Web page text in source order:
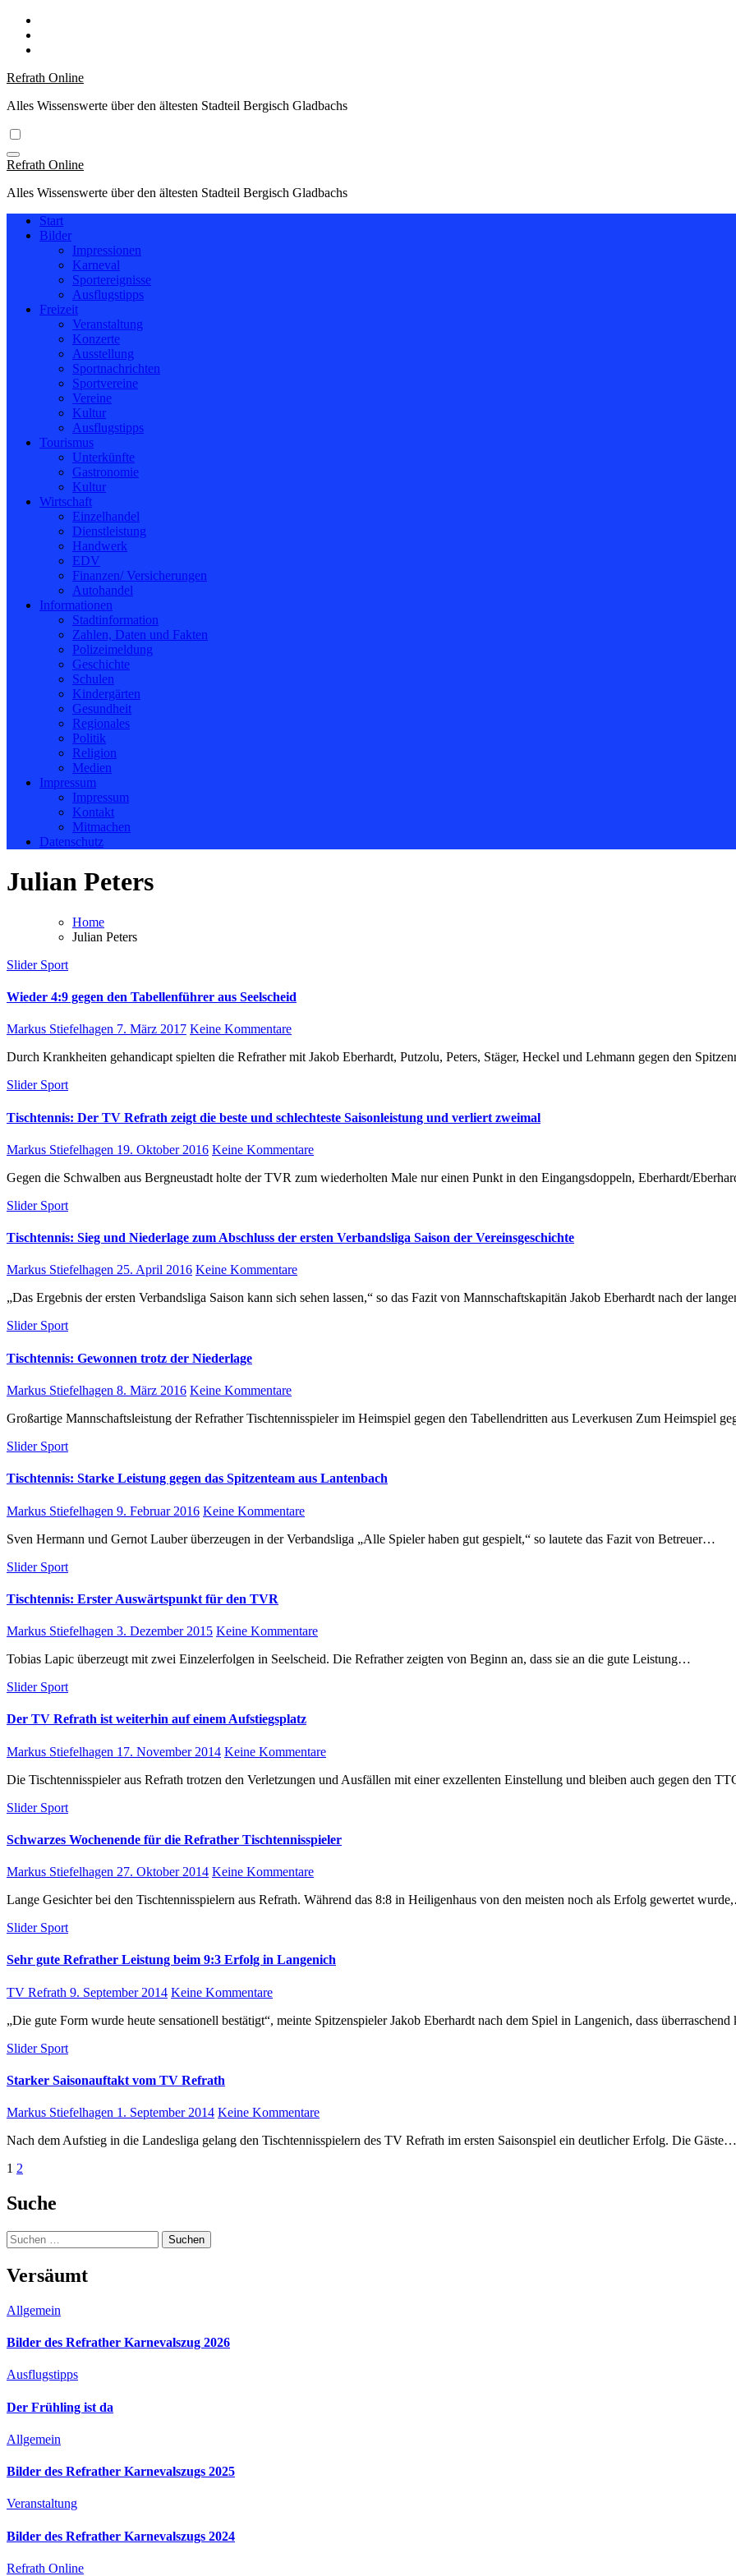
Zum
Inhalt
springen
Refrath Online
Alles Wissenswerte über den ältesten Stadteil Bergisch Gladbachs
Refrath Online
Alles Wissenswerte über den ältesten Stadteil Bergisch Gladbachs
Start
Bilder
Impressionen
Karneval
Sportereignisse
Ausflugstipps
Freizeit
Veranstaltung
Konzerte
Ausstellung
Sportnachrichten
Sportvereine
Vereine
Kultur
Ausflugstipps
Tourismus
Unterkünfte
Gastronomie
Kultur
Wirtschaft
Einzelhandel
Dienstleistung
Handwerk
EDV
Finanzen/ Versicherungen
Autohandel
Informationen
Stadtinformation
Zahlen, Daten und Fakten
Polizeimeldung
Geschichte
Schulen
Kindergärten
Gesundheit
Regionales
Politik
Religion
Medien
Impressum
Impressum
Kontakt
Mitmachen
Datenschutz
Julian Peters
Home
Julian Peters
Slider Sport
Wieder 4:9 gegen den Tabellenführer aus Seelscheid
Markus Stiefelhagen 7. März 2017 Keine Kommentare
Durch Krankheiten gehandicapt spielten die Refrather mit Jakob Eberhardt, Putzolu, Peters, Stäger, Heckel und Lehmann gegen den
Slider Sport
Tischtennis: Der TV Refrath zeigt die beste und schlechteste Saisonleistung und verliert zweimal
Markus Stiefelhagen 19. Oktober 2016 Keine Kommentare
Gegen die Schwalben aus Bergneustadt holte der TVR zum wiederholten Male nur einen Punkt in den Eingangsdoppeln, Eberhardt/
Slider Sport
Tischtennis: Sieg und Niederlage zum Abschluss der ersten Verbandsliga Saison der Vereinsgeschichte
Markus Stiefelhagen 25. April 2016 Keine Kommentare
„Das Ergebnis der ersten Verbandsliga Saison kann sich sehen lassen,“ so das Fazit von Mannschaftskapitän Jakob Eberhardt nach der
Slider Sport
Tischtennis: Gewonnen trotz der Niederlage
Markus Stiefelhagen 8. März 2016 Keine Kommentare
Großartige Mannschaftsleistung der Refrather Tischtennisspieler im Heimspiel gegen den Tabellendritten aus Leverkusen Zum Heimspiel
Slider Sport
Tischtennis: Starke Leistung gegen das Spitzenteam aus Lantenbach
Markus Stiefelhagen 9. Februar 2016 Keine Kommentare
Sven Hermann und Gernot Lauber überzeugen in der Verbandsliga „Alle Spieler haben gut gespielt,“ so lautete das Fazit von Betreuer…
Slider Sport
Tischtennis: Erster Auswärtspunkt für den TVR
Markus Stiefelhagen 3. Dezember 2015 Keine Kommentare
Tobias Lapic überzeugt mit zwei Einzelerfolgen in Seelscheid. Die Refrather zeigten von Beginn an, dass sie an die gute Leistung…
Slider Sport
Der TV Refrath ist weiterhin auf einem Aufstiegsplatz
Markus Stiefelhagen 17. November 2014 Keine Kommentare
Die Tischtennisspieler aus Refrath trotzen den Verletzungen und Ausfällen mit einer exzellenten Einstellung und bleiben auch gegen den
Slider Sport
Schwarzes Wochenende für die Refrather Tischtennisspieler
Markus Stiefelhagen 27. Oktober 2014 Keine Kommentare
Lange Gesichter bei den Tischtennisspielern aus Refrath. Während das 8:8 in Heiligenhaus von den meisten noch als Erfolg gewertet
Slider Sport
Sehr gute Refrather Leistung beim 9:3 Erfolg in Langenich
TV Refrath 9. September 2014 Keine Kommentare
„Die gute Form wurde heute sensationell bestätigt“, meinte Spitzenspieler Jakob Eberhardt nach dem Spiel in Langenich, dass
Slider Sport
Starker Saisonauftakt vom TV Refrath
Markus Stiefelhagen 1. September 2014 Keine Kommentare
Nach dem Aufstieg in die Landesliga gelang den Tischtennisspielern des TV Refrath im ersten Saisonspiel ein deutlicher Erfolg. Die Gäste…
Seitennummerierung
der
Beiträge
1 2
Suche
Suchen
nach:
Versäumt
Allgemein
Bilder des Refrather Karnevalszug 2026
Ausflugstipps
Der Frühling ist da
Allgemein
Bilder des Refrather Karnevalszugs 2025
Veranstaltung
Bilder des Refrather Karnevalszugs 2024
Refrath Online